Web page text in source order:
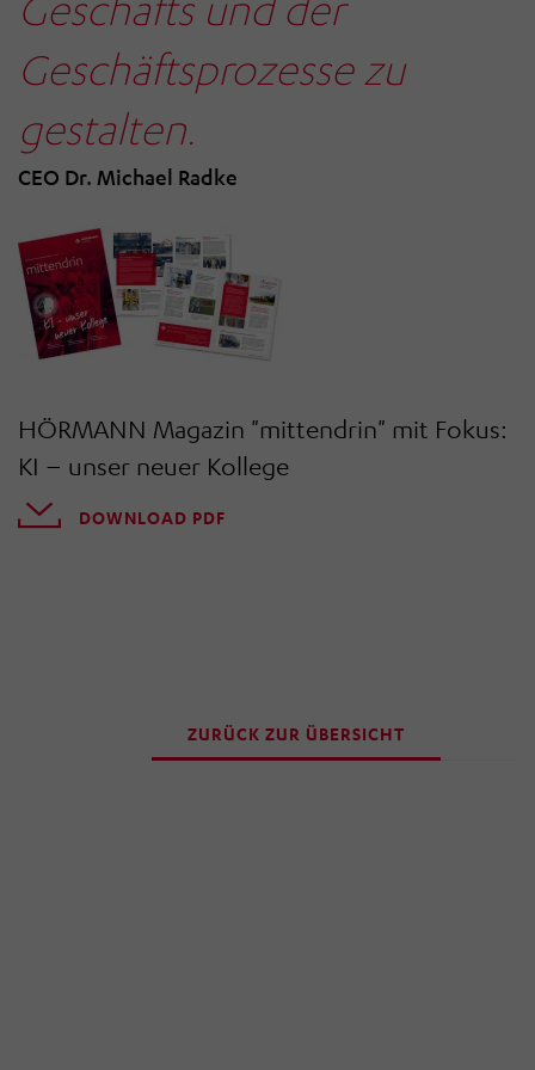
Geschäftsprozesse zu
gestalten.
CEO Dr. Michael Radke
HÖRMANN Magazin "mittendrin" mit Fokus:
KI – unser neuer Kollege
DOWNLOAD PDF
ZURÜCK ZUR ÜBERSICHT